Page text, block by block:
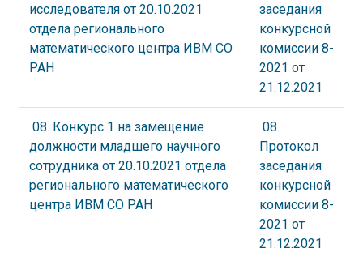
исследователя от 20.10.2021
отдела регионального
математического центра ИВМ СО
РАН
заседания
конкурсной
комиссии 8-
2021 от
21.12.2021
08. Конкурс 1 на замещение
должности младшего научного
сотрудника от 20.10.2021 отдела
регионального математического
центра ИВМ СО РАН
08.
Протокол
заседания
конкурсной
комиссии 8-
2021 от
21.12.2021